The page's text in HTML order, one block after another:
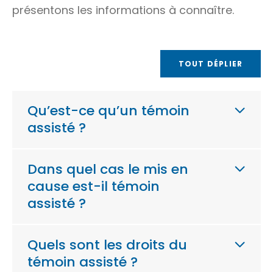
présentons les informations à connaître.
TOUT DÉPLIER
Qu’est-ce qu’un témoin
assisté ?
Dans quel cas le mis en
cause est-il témoin
assisté ?
Quels sont les droits du
témoin assisté ?